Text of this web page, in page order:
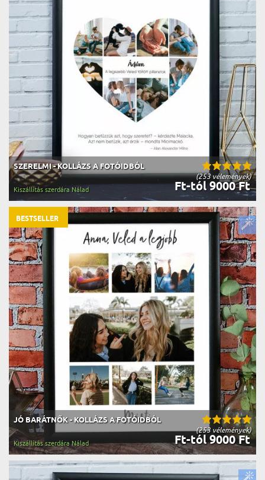
(253 vélemények)
SZERELMI - KOLLÁZS A FOTÓIDBÓL
Ft-tól 9000 Ft
Kiszállítás szerdára Nálad
(253 vélemények)
JÓ BARÁTNŐK - KOLLÁZS A FOTÓIDBÓL
Ft-tól 9000 Ft
Kiszállítás szerdára Nálad
BESTSELLER